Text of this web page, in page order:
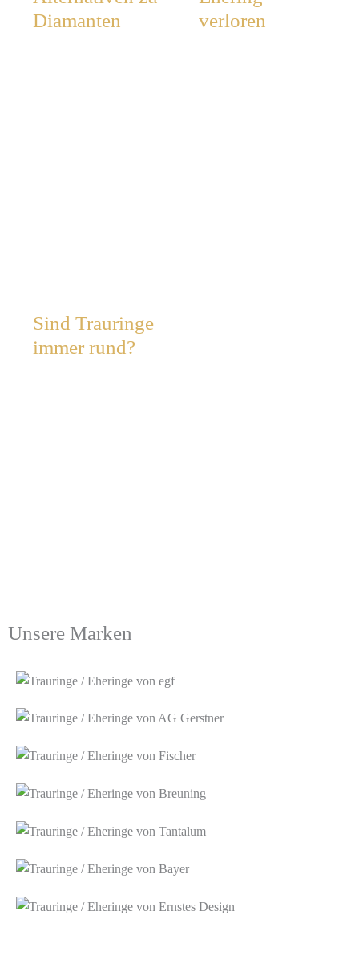
Diamanten
verloren
Sind Trauringe
immer rund?
Unsere Marken